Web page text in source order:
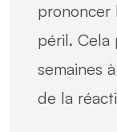
prononcer
péril.
semaines
de la